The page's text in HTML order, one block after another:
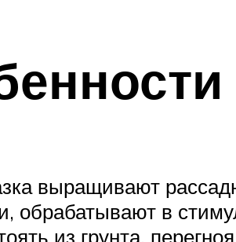
выращивают
обрабатывают в
из грунта,